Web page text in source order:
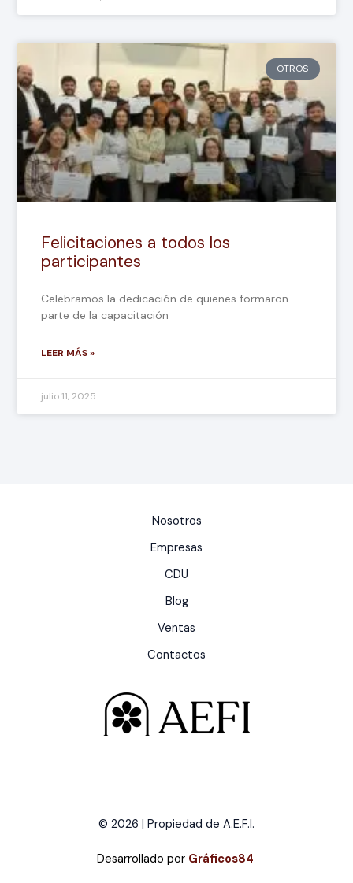
OTROS
Felicitaciones a todos los
participantes
Celebramos la dedicación de quienes formaron
parte de la capacitación
LEER MÁS »
julio 11, 2025
Nosotros
Empresas
CDU
Blog
Ventas
Contactos
© 2026 | Propiedad de A.E.F.I.
Desarrollado por Gráficos84